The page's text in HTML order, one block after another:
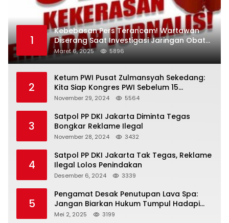
1
Kebebasan Pers Terancam! Wartawan
Diserang Saat Investigasi Jaringan Obat
Terlarang
Maret 6, 2025 5896
2
Ketum PWI Pusat Zulmansyah Sekedang:
Kita Siap Kongres PWI Sebelum 15
Desember 2024
November 29, 2024 5564
3
Satpol PP DKI Jakarta Diminta Tegas
Bongkar Reklame Ilegal
November 28, 2024 3432
4
Satpol PP DKI Jakarta Tak Tegas, Reklame
Ilegal Lolos Penindakan
Desember 6, 2024 3339
5
Pengamat Desak Penutupan Lava Spa:
Jangan Biarkan Hukum Tumpul Hadapi
‘Spa Berkedok
Mei 2, 2025 3199